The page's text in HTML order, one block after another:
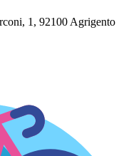
1, 92100 Agrigento